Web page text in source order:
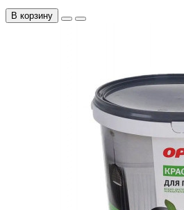
В корзину